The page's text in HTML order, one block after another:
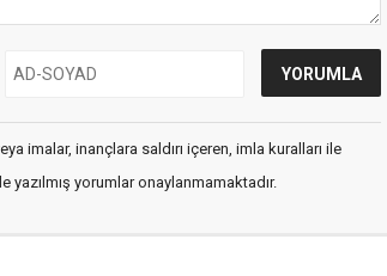
imalar, inançlara saldırı içeren, imla kuralları ile
yazılmış yorumlar onaylanmamaktadır.